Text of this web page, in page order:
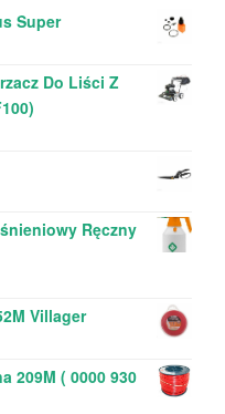
Super
Do Liści Z
Ręczny
Villager
209M ( 0000 930